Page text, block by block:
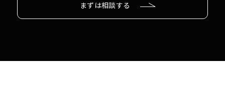
まずは相談する